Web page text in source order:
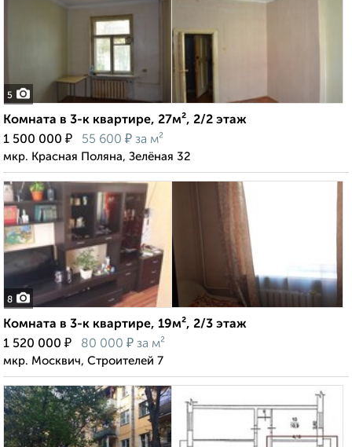
5
Комната в 3-к квартире, 27м², 2/2 этаж
1 500 000 ₽ 55 600 ₽ за м²
мкр. Красная Поляна, Зелёная 32
8
Комната в 3-к квартире, 19м², 2/3 этаж
1 520 000 ₽ 80 000 ₽ за м²
мкр. Москвич, Строителей 7